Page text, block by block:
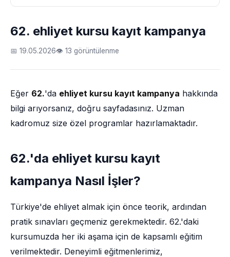
62. ehliyet kursu kayıt kampanya
📅 19.05.2026👁 13 görüntülenme
Eğer 62.'da ehliyet kursu kayıt kampanya hakkında
bilgi arıyorsanız, doğru sayfadasınız. Uzman
kadromuz size özel programlar hazırlamaktadır.
62.'da ehliyet kursu kayıt
kampanya Nasıl İşler?
Türkiye'de ehliyet almak için önce teorik, ardından
pratik sınavları geçmeniz gerekmektedir. 62.'daki
kursumuzda her iki aşama için de kapsamlı eğitim
verilmektedir. Deneyimli eğitmenlerimiz,